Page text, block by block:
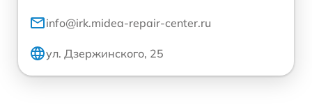
info@irk.midea-repair-center.ru
ул. Дзержинского, 25